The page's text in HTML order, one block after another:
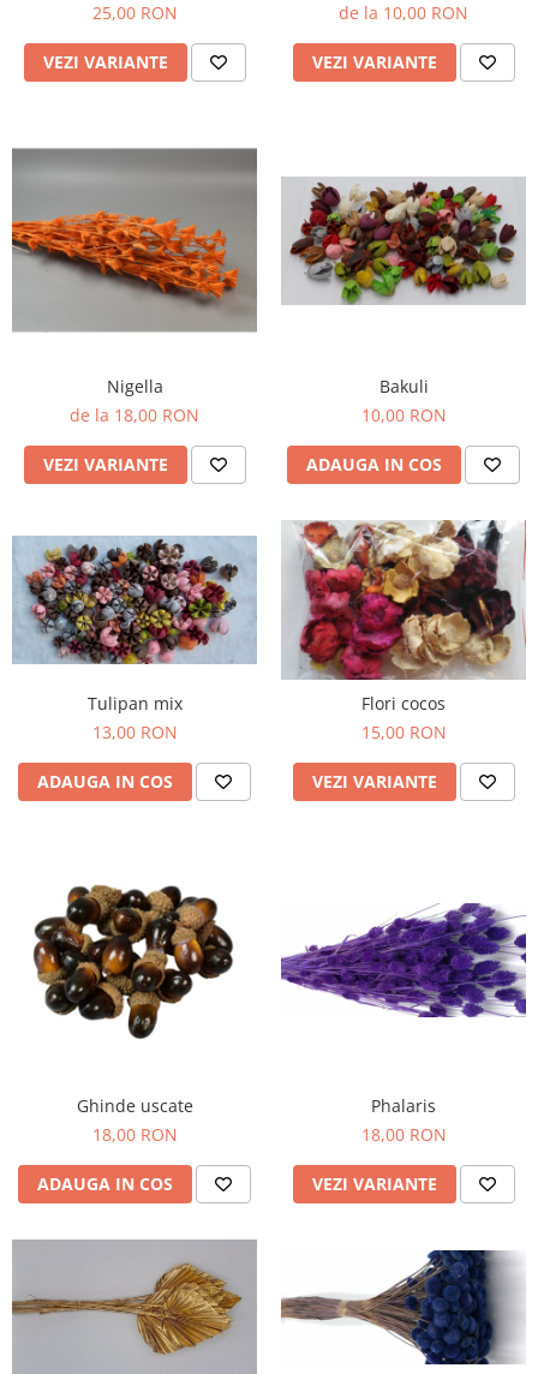
25,00 RON
VEZI VARIANTE
de la 10,00 RON
VEZI VARIANTE
Nigella
de la 18,00 RON
VEZI VARIANTE
Bakuli
10,00 RON
ADAUGA IN COS
Tulipan mix
13,00 RON
ADAUGA IN COS
Flori cocos
15,00 RON
VEZI VARIANTE
Ghinde uscate
18,00 RON
ADAUGA IN COS
Phalaris
18,00 RON
VEZI VARIANTE